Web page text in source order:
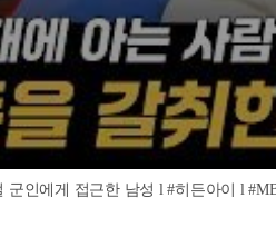
인에게 접근한 남성 l #히든아이 l